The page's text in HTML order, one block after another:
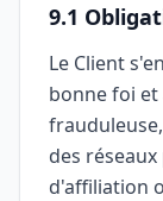
9.1
Le Client
bonne foi
des
d'affiliation